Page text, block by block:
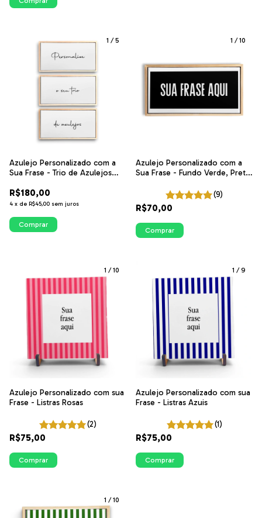
1 /5
Azulejo Personalizado com a
Sua Frase - Trio de Azulejos
R$180,00
4 x de R$45,00 sem juros
Comprar
1 /10
Azulejo Personalizado com a
Sua Frase - Fundo Verde, Preto
(9)
R$70,00
Comprar
1 /10
Azulejo Personalizado com sua
Frase - Listras Rosas
(2)
R$75,00
Comprar
1 /9
Azulejo Personalizado com sua
Frase - Listras Azuis
(1)
R$75,00
Comprar
1 /10